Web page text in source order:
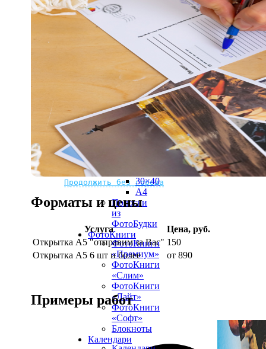
Не нашли Ваш город?
Мы доставляем по всему миру
Продолжить без города
30х30
30х40
А4
Фото
рамке
10х10
10×15
13×18
15×15
30×40
A4
Полоски
из
ФотоБудки
ФотоКниги
ФотоКниги
«Премиум»
ФотоКниги
«Слим»
ФотоКниги
«Лайт»
ФотоКниги
«Софт»
Блокноты
Календари
Форматы и цены
Услуга
Цена, руб.
Открытка А5 "отправим за Вас" 150
Открытка А5 6 шт и более
от 890
Примеры работ